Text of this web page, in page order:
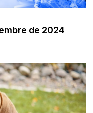
de 2024